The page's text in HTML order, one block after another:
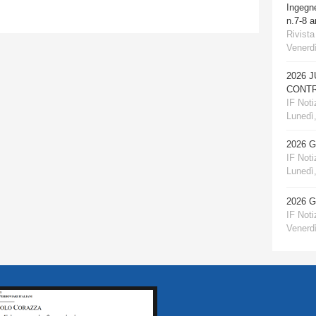
n.7-8
2026
IF
2026
IF
2026
IF